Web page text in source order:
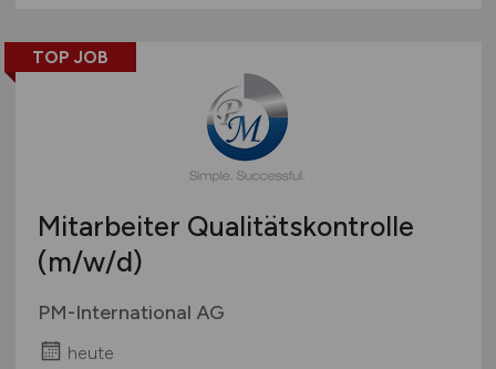
TOP JOB
Mitarbeiter Qualitätskontrolle
(m/w/d)
PM-International AG
heute